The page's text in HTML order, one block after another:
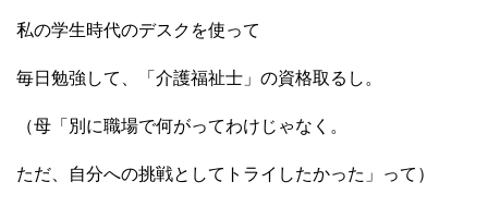
私の学生時代のデスクを使って
毎日勉強して、「介護福祉士」の資格取るし。
（母「別に職場で何がってわけじゃなく。
ただ、自分への挑戦としてトライしたかった」って）